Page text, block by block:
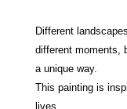
Different
different moments,
a unique way.
This painting is
lives.